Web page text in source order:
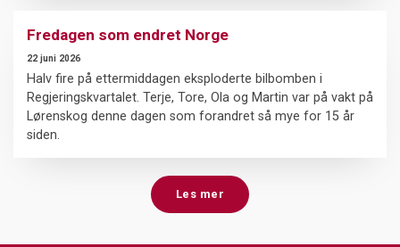
Fredagen som endret Norge
22 juni 2026
Halv fire på ettermiddagen eksploderte bilbomben i
Regjeringskvartalet. Terje, Tore, Ola og Martin var på vakt på
Lørenskog denne dagen som forandret så mye for 15 år
siden.
Les mer